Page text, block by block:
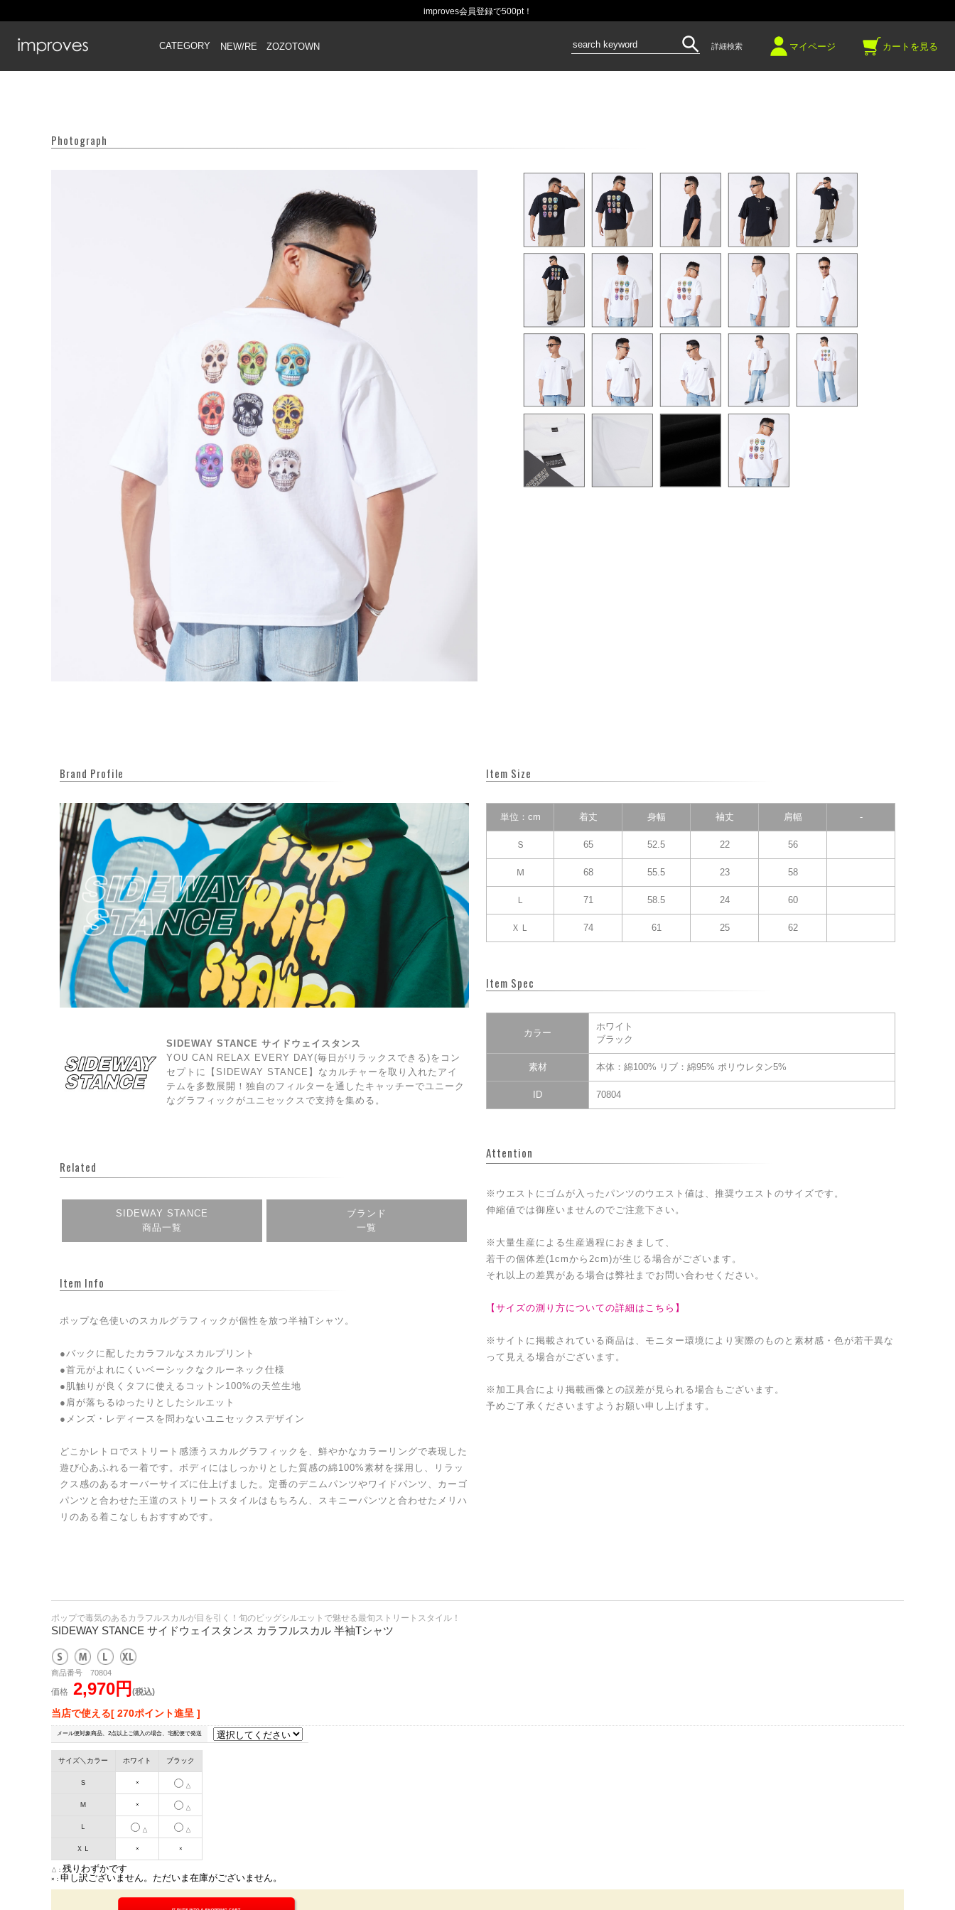
improves会員登録で500pt！
CATEGORY NEW/RE ZOZOTOWN 詳細検索 マイページ カートを見る
Photograph
Brand Profile
SIDEWAY STANCE サイドウェイスタンス
YOU CAN RELAX EVERY DAY(毎日がリラックスできる)をコン
セプトに【SIDEWAY STANCE】なカルチャーを取り入れたアイ
テムを多数展開！独自のフィルターを通したキャッチーでユニーク
なグラフィックがユニセックスで支持を集める。
Related
SIDEWAY STANCE
商品一覧
ブランド
一覧
Item Info
ポップな色使いのスカルグラフィックが個性を放つ半袖Tシャツ。
●バックに配したカラフルなスカルプリント
●首元がよれにくいベーシックなクルーネック仕様
●肌触りが良くタフに使えるコットン100%の天竺生地
●肩が落ちるゆったりとしたシルエット
●メンズ・レディースを問わないユニセックスデザイン
どこかレトロでストリート感漂うスカルグラフィックを、鮮やかなカラーリングで表現した
遊び心あふれる一着です。ボディにはしっかりとした質感の綿100%素材を採用し、リラッ
クス感のあるオーバーサイズに仕上げました。定番のデニムパンツやワイドパンツ、カーゴ
パンツと合わせた王道のストリートスタイルはもちろん、スキニーパンツと合わせたメリハ
リのある着こなしもおすすめです。
Item Size
単位：cm 着丈 身幅 袖丈 肩幅 -
Ｓ 65 52.5 22 56
Ｍ 68 55.5 23 58
Ｌ 71 58.5 24 60
ＸＬ 74 61 25 62
Item Spec
カラー
ホワイト
ブラック
素材 本体：綿100% リブ：綿95% ポリウレタン5%
ID 70804
Attention
※ウエストにゴムが入ったパンツのウエスト値は、推奨ウエストのサイズです。
伸縮値では御座いませんのでご注意下さい。
※大量生産による生産過程におきまして、
若干の個体差(1cmから2cm)が生じる場合がございます。
それ以上の差異がある場合は弊社までお問い合わせください。
【サイズの測り方についての詳細はこちら】
※サイトに掲載されている商品は、モニター環境により実際のものと素材感・色が若干異な
って見える場合がございます。
※加工具合により掲載画像との誤差が見られる場合もございます。
予めご了承くださいますようお願い申し上げます。
ポップで毒気のあるカラフルスカルが目を引く！旬のビッグシルエットで魅せる最旬ストリートスタイル！
SIDEWAY STANCE サイドウェイスタンス カラフルスカル 半袖Tシャツ
商品番号 70804
価格 2,970円 (税込)
当店で使える[ 270ポイント進呈 ]
メール便対象商品、2点以上ご購入の場合、宅配便で発送
サイズ＼カラー ホワイト ブラック
Ｓ ×
△
Ｍ ×
△
Ｌ △ △
ＸＬ × ×
△： 残りわずかです
×： 申し訳ございません。ただいま在庫がございません。